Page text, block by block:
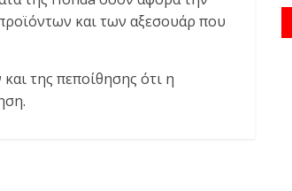
και των αξεσουάρ που
της πεποίθησης ότι η